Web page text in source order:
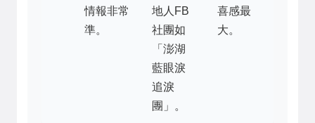
情報非常
準。
地人FB
社團如
「澎湖
藍眼淚
追淚
團」。
喜感最
大。